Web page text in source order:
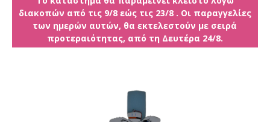
διακοπών από τις 9/8 εώς τις 23/8 . Οι παραγγελίες
των ημερών αυτών, θα εκτελεστούν με σειρά
προτεραιότητας, από τη Δευτέρα 24/8.